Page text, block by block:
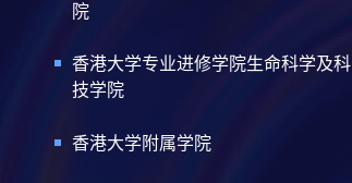
院
香港大学专业进修学院生命科学及科
技学院
香港大学附属学院